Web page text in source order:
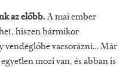
az előbb.A mai ember
hiszen bármikor
vendéglőbe vacsorázni… Már
mozi van, és abban is